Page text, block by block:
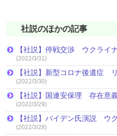
社説のほかの記事
【社説】停戦交渉 ウクライ
(2022/3/31)
【社説】新型コロナ後遺症
(2022/3/30)
【社説】国連安保理 存在意
(2022/3/29)
【社説】バイデン氏演説 ウ
(2022/3/28)